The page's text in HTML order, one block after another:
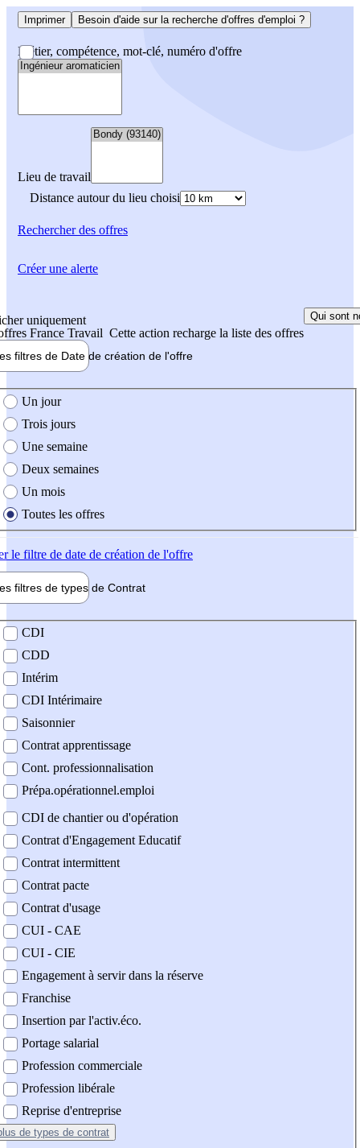
Imprimer Besoin d'aide sur la recherche d'offres d'emploi ?
Métier, compétence, mot-clé, numéro d'offre
Lieu de travail
Distance autour du lieu choisi
Rechercherdes offres
uniquement
France Travail Cette action recharge la liste des offres
Qui sont
filtres de Date de création de l'offre
création de l'offre
Un jour
Trois jours
Une semaine
Deux semaines
Un mois
Toutes les offres
le filtre de date de création de l'offre
filtres de types de Contrat
contrat
CDI
CDD
Intérim
CDI Intérimaire
Saisonnier
Contrat apprentissage
Cont. professionnalisation
Prépa.opérationnel.emploi
CDI de chantier ou d'opération
Contrat d'Engagement Educatif
Contrat intermittent
Contrat pacte
Contrat d'usage
CUI - CAE
CUI - CIE
Engagement à servir dans la réserve
Franchise
Insertion par l'activ.éco.
Portage salarial
Profession commerciale
Profession libérale
Reprise d'entreprise
de types de contrat
Créer une alerte